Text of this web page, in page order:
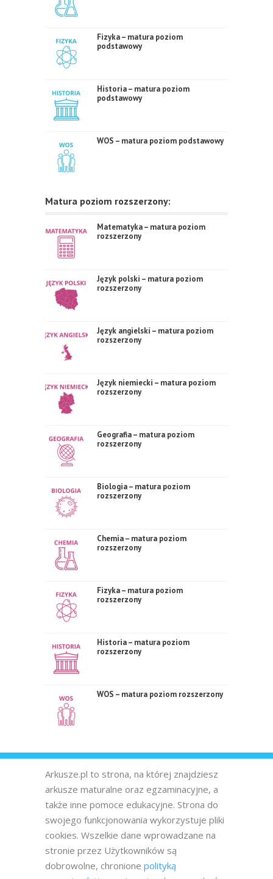
Fizyka – matura poziom
podstawowy
Historia – matura poziom
podstawowy
WOS – matura poziom podstawowy
Matura poziom rozszerzony:
Matematyka – matura poziom
rozszerzony
Język polski – matura poziom
rozszerzony
Język angielski – matura poziom
rozszerzony
Język niemiecki – matura poziom
rozszerzony
Geografia – matura poziom
rozszerzony
Biologia – matura poziom
rozszerzony
Chemia – matura poziom
rozszerzony
Fizyka – matura poziom
rozszerzony
Historia – matura poziom
rozszerzony
WOS – matura poziom rozszerzony
Arkusze.pl to strona, na której znajdziesz
arkusze maturalne oraz egzaminacyjne, a
także inne pomoce edukacyjne. Strona do
swojego funkcjonowania wykorzystuje pliki
cookies. Wszelkie dane wprowadzane na
stronie przez Użytkowników są
dobrowolne, chronione polityką